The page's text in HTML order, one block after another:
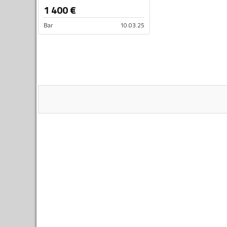
1 400€
Bar 10.03.25